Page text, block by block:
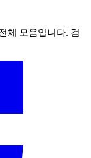
체 모음입니다. 검